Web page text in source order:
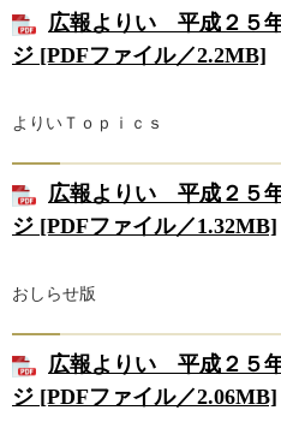
広報よりい 平成２５
ジ [PDFファイル／2.2MB]
よりいＴｏｐｉｃｓ
広報よりい 平成２５
ジ [PDFファイル／1.32MB]
おしらせ版
広報よりい 平成２５
ジ [PDFファイル／2.06MB]